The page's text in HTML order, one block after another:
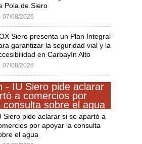
Pola de Siero
07/08/2026
Siero presenta un Plan Integral
garantizar la seguridad vial y la
en Carbayín Alto
07/08/2026
Siero pide aclarar si se apartó a
por apoyar la consulta
el agua